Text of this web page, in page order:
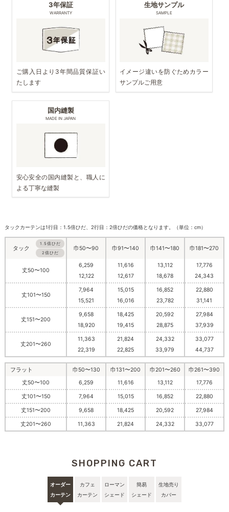
3年保証
WARRANTY
ご購入日より3年間品質保証い
たします
生地サンプル
SAMPLE
イメージ違いを防ぐためカラー
サンプルご用意
国内縫製
MADE IN JAPAN
安心安全の国内縫製と、職人に
よる丁寧な縫製
タックカーテンは1行目：1.5倍ひだ、2行目：2倍ひだの価格となります。（単位：cm）
タック
1.5倍ひだ
2倍ひだ
巾50〜90 巾91〜140 巾141〜180 巾181〜270
丈50〜100
6,259
12,122
11,616
12,617
13,112
18,678
17,776
24,343
丈101〜150
7,964
15,521
15,015
16,016
16,852
23,782
22,880
31,141
丈151〜200
9,658
18,920
18,425
19,415
20,592
28,875
27,984
37,939
丈201〜260
11,363
22,319
21,824
22,825
24,332
33,979
33,077
44,737
フラット 巾50〜130 巾131〜200 巾201〜260
巾261〜390
丈50〜100
6,259 11,616 13,112 17,776
丈101〜150 7,964 15,015 16,852 22,880
丈151〜200 9,658 18,425 20,592 27,984
丈201〜260 11,363 21,824 24,332 33,077
SHOPPING CART
オーダー
カーテン
カフェ
カーテン
ローマン
シェード
簡易
シェード
生地売り
カバー